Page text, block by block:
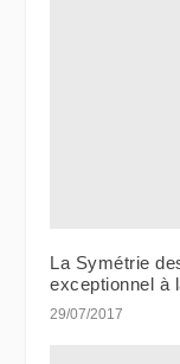
La Symétrie
exceptionnel à
29/07/2017